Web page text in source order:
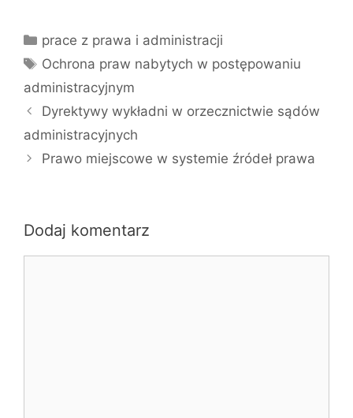
Kategorie
prace z prawa i administracji
Tagi
Ochrona praw nabytych w postępowaniu
administracyjnym
Dyrektywy wykładni w orzecznictwie sądów
administracyjnych
Prawo miejscowe w systemie źródeł prawa
Dodaj komentarz